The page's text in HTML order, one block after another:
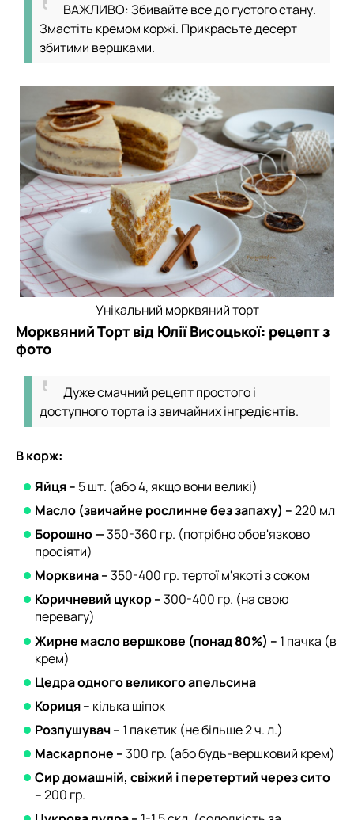
ВАЖЛИВО: Збивайте все до густого стану.
Змастіть кремом коржі. Прикрасьте десерт
збитими вершками.
Унікальний морквяний торт
Морквяний Торт від Юлії Висоцької: рецепт з
фото
Дуже смачний рецепт простого і
доступного торта із звичайних інгредієнтів.
В корж:
Яйця – 5 шт. (або 4, якщо вони великі)
Масло (звичайне рослинне без запаху) –220 мл
Борошно —350-360 гр. (потрібно обов'язково
просіяти)
Морквина –350-400 гр. тертої м'якоті з соком
Коричневий цукор –300-400 гр. (на свою
перевагу)
Жирне масло вершкове (понад 80%) – 1 пачка (в
крем)
Цедра одного великого апельсина
Кориця – кілька щіпок
Розпушувач – 1 пакетик (не більше 2 ч. л.)
Маскарпоне –300 гр. (або будь-вершковий крем)
Сир домашній, свіжий і перетертий через сито
–200 гр.